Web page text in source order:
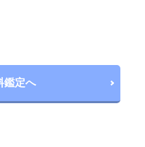
鑑定へ